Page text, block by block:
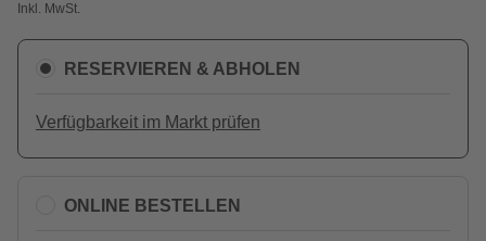
Inkl. MwSt.
RESERVIEREN & ABHOLEN
Verfügbarkeit im Markt prüfen
ONLINE BESTELLEN